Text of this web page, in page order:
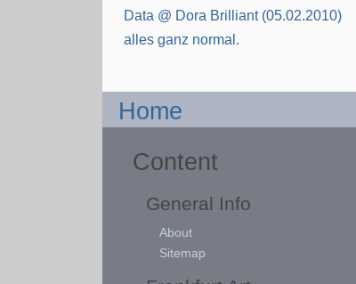
Data @ Dora Brilliant (05.02.2010)
alles ganz normal.
Home
Content
General Info
About
Sitemap